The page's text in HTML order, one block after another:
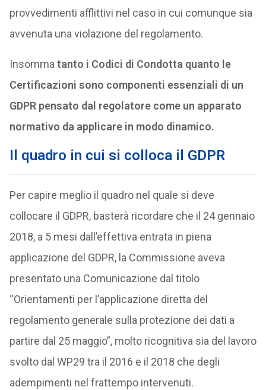
provvedimenti afflittivi nel caso in cui comunque sia
avvenuta una violazione del regolamento.
Insomma tanto i Codici di Condotta quanto le
Certificazioni sono componenti essenziali di un
GDPR pensato dal regolatore come un apparato
normativo da applicare in modo dinamico.
Il quadro in cui si colloca il GDPR
Per capire meglio il quadro nel quale si deve
collocare il GDPR, basterà ricordare che il 24 gennaio
2018, a 5 mesi dall’effettiva entrata in piena
applicazione del GDPR, la Commissione aveva
presentato una Comunicazione dal titolo
“Orientamenti per l’applicazione diretta del
regolamento generale sulla protezione dei dati a
partire dal 25 maggio”, molto ricognitiva sia del lavoro
svolto dal WP29 tra il 2016 e il 2018 che degli
adempimenti nel frattempo intervenuti.